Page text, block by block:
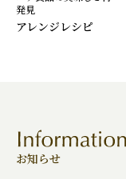
発見
アレンジレシピ
お知らせ